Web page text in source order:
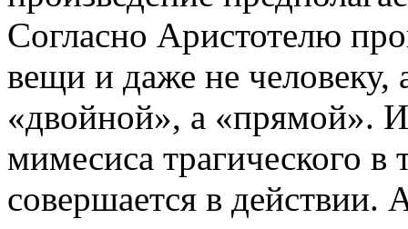
Согласно Аристотелю
вещи и даже не человеку,
«двойной», а «прямой».
мимесиса трагического
совершается в действии.